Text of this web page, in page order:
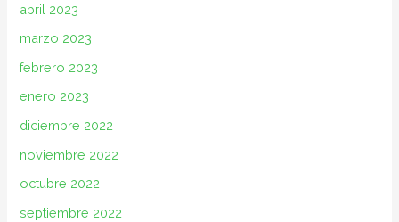
abril 2023
marzo 2023
febrero 2023
enero 2023
diciembre 2022
noviembre 2022
octubre 2022
septiembre 2022